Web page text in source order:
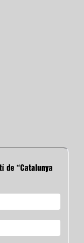
de “Catalunya